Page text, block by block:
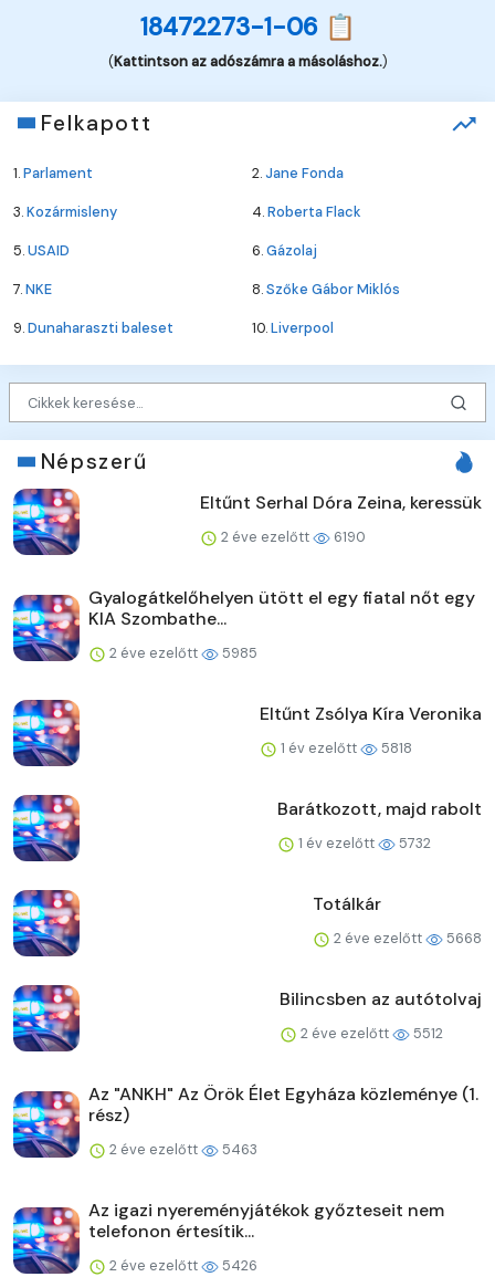
18472273-1-06 📋
(Kattintson az adószámra a másoláshoz.)
Felkapott
1.Parlament 2.Jane Fonda
3.Kozármisleny 4.Roberta Flack
5.USAID 6.Gázolaj
7.NKE 8.Szőke Gábor Miklós
9.Dunaharaszti baleset 10.Liverpool
Népszerű
Eltűnt Serhal Dóra Zeina, keressük
2 éve ezelőtt 6190
Gyalogátkelőhelyen ütött el egy fiatal nőt egy
KIA Szombathe...
2 éve ezelőtt 5985
Eltűnt Zsólya Kíra Veronika
1 év ezelőtt 5818
Barátkozott, majd rabolt
1 év ezelőtt 5732
Totálkár
2 éve ezelőtt 5668
Bilincsben az autótolvaj
2 éve ezelőtt 5512
Az "ANKH" Az Örök Élet Egyháza közleménye (1.
rész)
2 éve ezelőtt 5463
Az igazi nyereményjátékok győzteseit nem
telefonon értesítik...
2 éve ezelőtt 5426